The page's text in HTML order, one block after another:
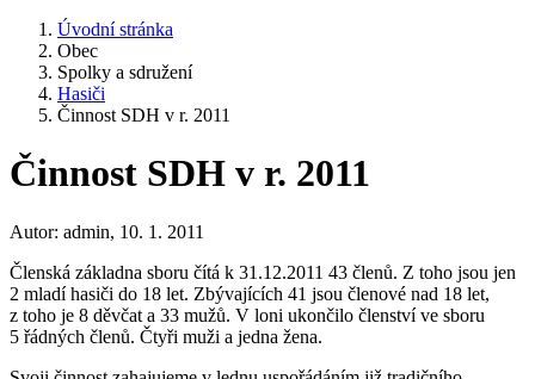
Úvodní stránka
Obec
Spolky a sdružení
Hasiči
Činnost SDH v r. 2011
Činnost SDH v r. 2011
Autor: admin, 10. 1. 2011
Členská základna sboru čítá k 31.12.2011 43 členů. Z toho jsou jen
2 mladí hasiči do 18 let. Zbývajících 41 jsou členové nad 18 let,
z toho je 8 děvčat a 33 mužů. V loni ukončilo členství ve sboru
5 řádných členů. Čtyři muži a jedna žena.